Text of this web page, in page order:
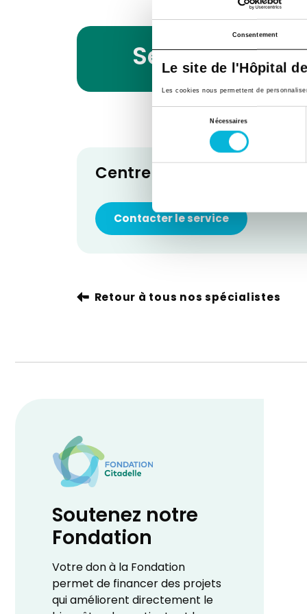
Consentement
Le site de l'Hôpital
Les cookies nous permettent de
Nécessaires
Services
Centre de Référence des
Contacter le service
Retour à tous nos spécialistes
Soutenez notre
Fondation
Votre don à la Fondation
permet de financer des projets
qui améliorent directement le